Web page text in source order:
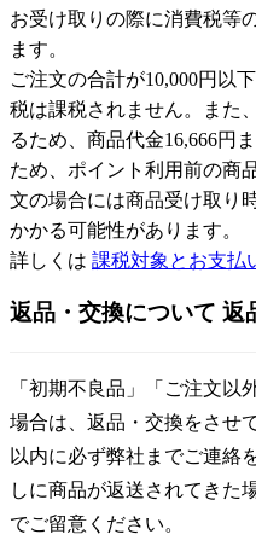
お受け取りの際に消費税等
ます。
ご注文の合計が10,000円以
税は課税されません。また
るため、商品代金16,666円
ため、ポイント利用前の商
文の場合には商品受け取り
かかる可能性があります。
詳しくは 課税対象とお支払
返品・交換について 返
「初期不良品」「ご注文以
場合は、返品・交換をさせ
以内に必ず弊社までご連絡
しに商品が返送されてきた
でご留意ください。